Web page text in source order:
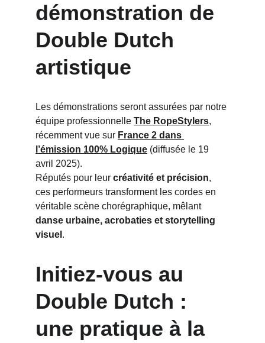
démonstration de
Double Dutch
artistique
Les démonstrations seront assurées par notre
équipe professionnelle The RopeStylers,
récemment vue sur France 2 dans
l’émission 100% Logique (diffusée le 19
avril 2025).
Réputés pour leur créativité et précision,
ces performeurs transforment les cordes en
véritable scène chorégraphique, mêlant
danse urbaine, acrobaties et storytelling
visuel .
Initiez-vous au
Double Dutch :
une pratique à la